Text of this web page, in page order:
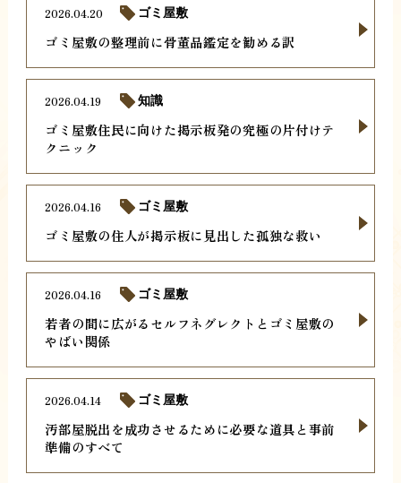
ゴミ屋敷の整理前に骨董品鑑定を勧める訳
2026.04.20 ゴミ屋敷
ゴミ屋敷住民に向けた掲示板発の究極の片付けテ
クニック
2026.04.19 知識
ゴミ屋敷の住人が掲示板に見出した孤独な救い
2026.04.16 ゴミ屋敷
若者の間に広がるセルフネグレクトとゴミ屋敷の
やばい関係
2026.04.16 ゴミ屋敷
汚部屋脱出を成功させるために必要な道具と事前
準備のすべて
2026.04.14 ゴミ屋敷